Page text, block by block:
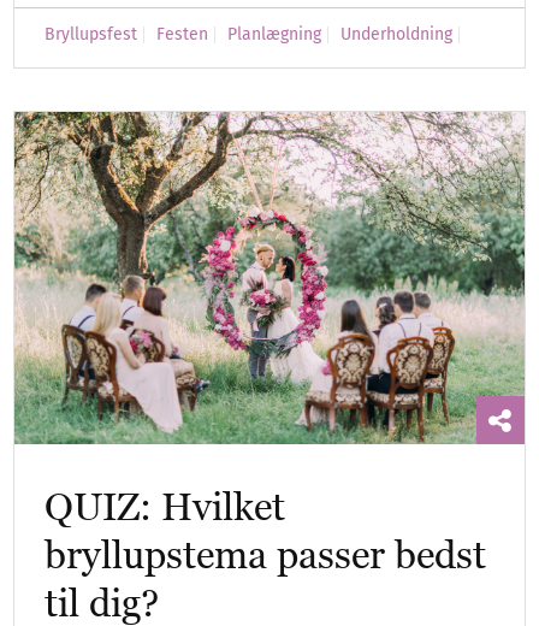
Bryllupsfest Festen Planlægning Underholdning
QUIZ: Hvilket
bryllupstema passer bedst
til dig?